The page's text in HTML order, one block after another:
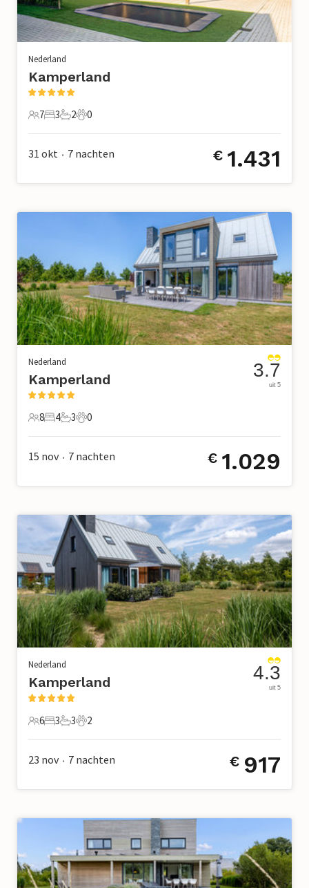
Nederland
Kamperland
7 Gasten
7
3 Slaapkamers
3
2 Badkamers
2
0 Huisdieren
0
31 okt • 7 nachten € 1.431
Nederland
Kamperland
8 Gasten
8
4 Slaapkamers
4
3 Badkamers
3
0 Huisdieren
0
3.7
uit 5
15 nov • 7 nachten € 1.029
Nederland
Kamperland
6 Gasten
6
3 Slaapkamers
3
3 Badkamers
3
2 Huisdieren
2
4.3
uit 5
23 nov • 7 nachten € 917